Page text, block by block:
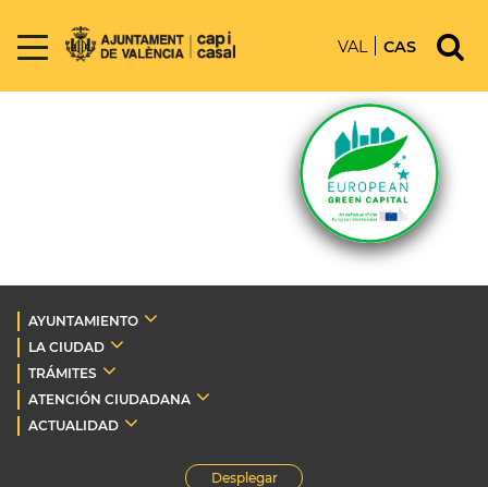
VAL CAS
AYUNTAMIENTO
LA CIUDAD
TRÁMITES
ATENCIÓN CIUDADANA
ACTUALIDAD
Desplegar